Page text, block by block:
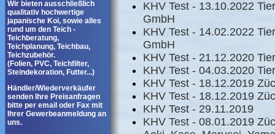
Wir bieten ausschließlich
qualitativ hochwertige
japanische Koi, sowie alles
rund um den Teich -
Teichberatung,
Teichplanung, Teichbau,
Teichzubehör.
(Folien, PVC, Teichfilter,
Steindekoration, Futter...)
Händler/Wiederverkäufer
senden Ihre Preisanfragen
bitte per email oder Fax mit
Ihrer Gewerbeanmeldung an
uns.
KHV Test - 13.10.2022
GmbH
KHV Test - 14.02.2022
GmbH
KHV Test - 21.12.2020
KHV Test - 04.03.2020
KHV Test - 18.12.2019
KHV Test - 18.12.2019
KHV Test - 29.11.2019
KHV Test - 08.01.2019